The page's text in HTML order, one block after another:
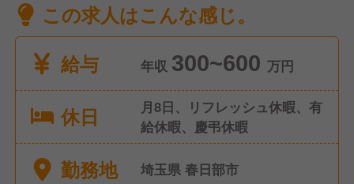
この求人はこんな感じ。
給与
年収 300~600 万円
休日
月8日、リフレッシュ休暇、有
給休暇、慶弔休暇
勤務地 埼玉県 春日部市